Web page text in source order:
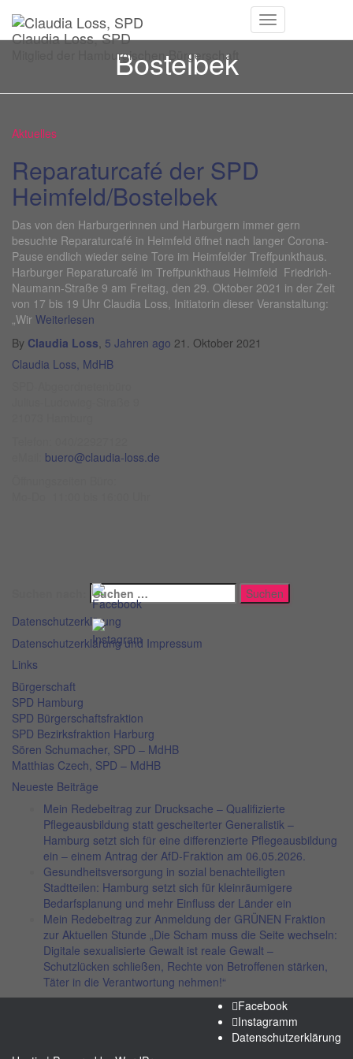
Claudia Loss, SPD
Mitglied der Hamburgischen Bürgerschaft
Navigation
Bostelbek
Aktuelles
Reparaturcafé der SPD
Heimfeld/Bostelbek
Das von den Harburgerinnen und Harburgern immer gern
besuchte Reparaturcafé in Heimfeld öffnet nach langer Corona-
Pause endlich wieder seine Tore im Heimfelder Treffpunkthaus.
Harburger Reparaturcafé im Treffpunkthaus Heimfeld Friedrich-
Naumann-Straße 9 am Freitag, den 29. Oktober 2021 in der Zeit
von 17 bis 19 Uhr Claudia Loss, Initiatorin dieser Veranstaltung:
„Wir Weiterlesen
By Claudia Loss, 5 Jahren ago 21. Oktober 2021
Claudia Loss, MdHB
buero@claudia-loss.de
Datenschutzerklärung
Datenschutzerklärung und Impressum
Links
Bürgerschaft
SPD Hamburg
SPD Bürgerschaftsfraktion
SPD Bezirksfraktion Harburg
Sören Schumacher, SPD – MdHB
Matthias Czech, SPD – MdHB
Neueste Beiträge
Mein Redebeitrag zur Drucksache – Qualifizierte
Pflegeausbildung statt gescheiterter Generalistik –
Hamburg setzt sich für eine differenzierte Pflegeausbildung
ein – einem Antrag der AfD-Fraktion am 06.05.2026.
Gesundheitsversorgung in sozial benachteiligten
Stadtteilen: Hamburg setzt sich für kleinräumigere
Bedarfsplanung und mehr Einfluss der Länder ein
Mein Redebeitrag zur Anmeldung der GRÜNEN Fraktion
zur Aktuellen Stunde „Die Scham muss die Seite wechseln:
Digitale sexualisierte Gewalt ist reale Gewalt –
Schutzlücken schließen, Rechte von Betroffenen stärken,
Täter in die Verantwortung nehmen!“
Facebook
Instagramm
Datenschutzerklärung